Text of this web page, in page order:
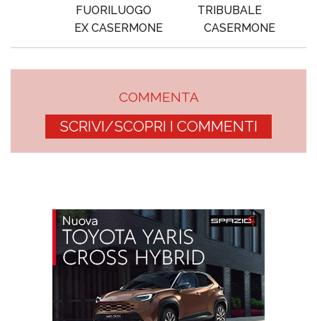
FUORILUOGO
TRIBUBALE
EX CASERMONE
CASERMONE
COMMENTA
SCRIVI/SCOPRI I COMMENTI